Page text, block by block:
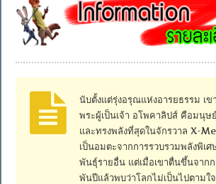
นับตั้งแต่รุ่งอรุณแห่งอารยธรรม เข
พระผู้เป็นเจ้า อโพคาลิปส์ คือมนุ
และทรงพลังที่สุดในจักรวาล X-
เป็นอมตะจากการรวบรวมพลังพิเ
พันธุ์รายอื่น แต่เมื่อเขาตื่นขึ้นจาก
พันปีแล้วพบว่าโลกไม่เป็นไปตามใ